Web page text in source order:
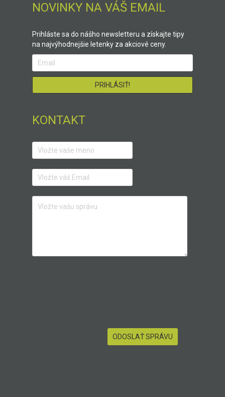
NOVINKY NA VÁŠ EMAIL
Prihláste sa do nášho newsletteru a získajte tipy
na najvýhodnejšie letenky za akciové ceny.
KONTAKT